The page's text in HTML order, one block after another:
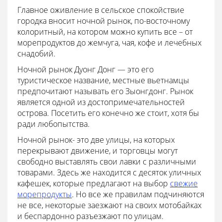
Главное оживление в сельское спокойствие
городка вносит ночной рынок, по-восточному
колоритный, на котором можно купить все – от
морепродуктов до жемчуга, чая, кофе и лечебных
снадобий.
Ночной рынок Дуонг Донг — это его
туристическое название, местные вьетнамцы
предпочитают называть его Зыонгдонг. Рынок
является одной из достопримечательностей
острова. Посетить его конечно же стоит, хотя бы
ради любопытства.
Ночной рынок- это две улицы, на которых
перекрывают движение, и торговцы могут
свободно выставлять свои лавки с различными
товарами. Здесь же находится с десяток уличных
кафешек, которые предлагают на выбор свежие
морепродукты. Но все же правилам подчиняются
не все, некоторые заезжают на своих мотобайках
и беспардонно разъезжают по улицам.